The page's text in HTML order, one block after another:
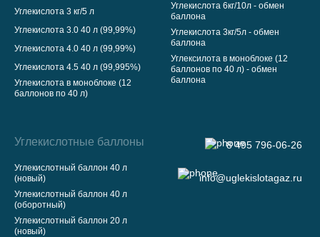
Углекислота 3 кг/5 л
Углекислота 3.0 40 л (99,99%)
Углекислота 4.0 40 л (99,99%)
Углекислота 4.5 40 л (99,995%)
Углекислота в моноблоке (12
баллонов по 40 л)
Углекислота 6кг/10л - обмен
баллона
Углекислота 3кг/5л - обмен
баллона
Углексилота в моноблоке (12
баллонов по 40 л) - обмен
баллона
Углекислотные баллоны
Углекислотный баллон 40 л
(новый)
Углекислотный баллон 40 л
(оборотный)
Углекислотный баллон 20 л
(новый)
8 495 796-06-26
info@uglekislotagaz.ru